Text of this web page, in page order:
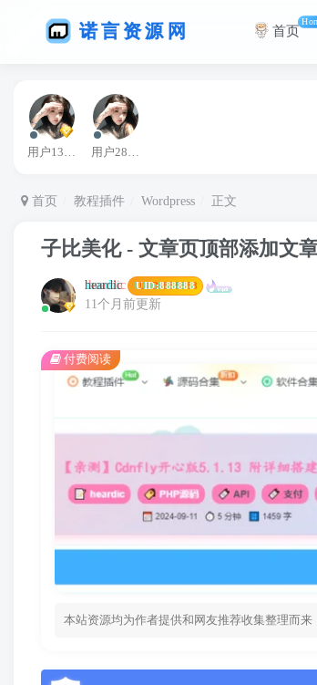
首页
用户13363664 用户28609902
首页 教程插件 Wordpress 正文
子比美化 - 文章页顶部添加文
heardic UID:888888
11个月前更新
本站资源均为作者提供和网友推荐收集整理而
付费阅读